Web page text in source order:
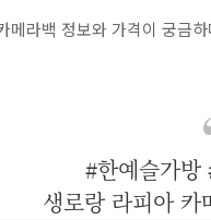
메라백 정보와 가격이 궁금
#한예슬가방
생로랑 라피아 카